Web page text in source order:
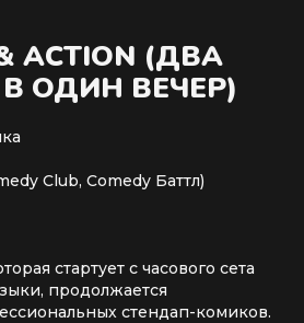
ACTION (ДВА
ОДИН ВЕЧЕР)
Club, Comedy Баттл)
стартует с часового сета
продолжается
стендап-комиков.